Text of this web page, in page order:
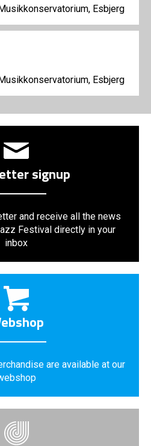
Esbjerg
Esbjerg
signup
and receive all the news
Festival directly in your
inbox
are available at our